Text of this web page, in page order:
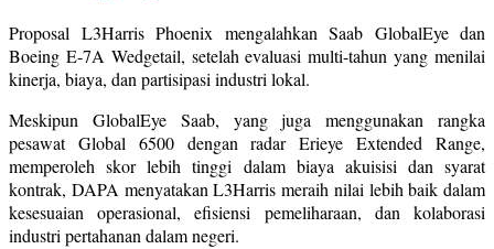
Proposal L3Harris Phoenix mengalahkan Saab GlobalEye dan
Boeing E-7A Wedgetail, setelah evaluasi multi-tahun yang menilai
kinerja, biaya, dan partisipasi industri lokal.
Meskipun GlobalEye Saab, yang juga menggunakan rangka
pesawat Global 6500 dengan radar Erieye Extended Range,
memperoleh skor lebih tinggi dalam biaya akuisisi dan syarat
kontrak, DAPA menyatakan L3Harris meraih nilai lebih baik dalam
kesesuaian operasional, efisiensi pemeliharaan, dan kolaborasi
industri pertahanan dalam negeri.